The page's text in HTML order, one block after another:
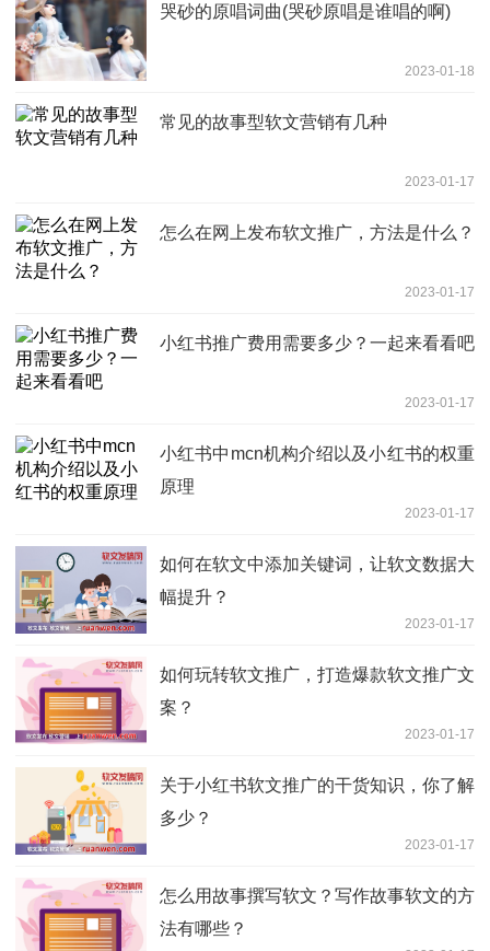
哭砂的原唱词曲(哭砂原唱是谁唱的啊)
2023-01-18
常见的故事型软文营销有几种
2023-01-17
怎么在网上发布软文推广，方法是什么？
2023-01-17
小红书推广费用需要多少？一起来看看吧
2023-01-17
小红书中mcn机构介绍以及小红书的权重
原理
2023-01-17
如何在软文中添加关键词，让软文数据大
幅提升？
2023-01-17
如何玩转软文推广，打造爆款软文推广文
案？
2023-01-17
关于小红书软文推广的干货知识，你了解
多少？
2023-01-17
怎么用故事撰写软文？写作故事软文的方
法有哪些？